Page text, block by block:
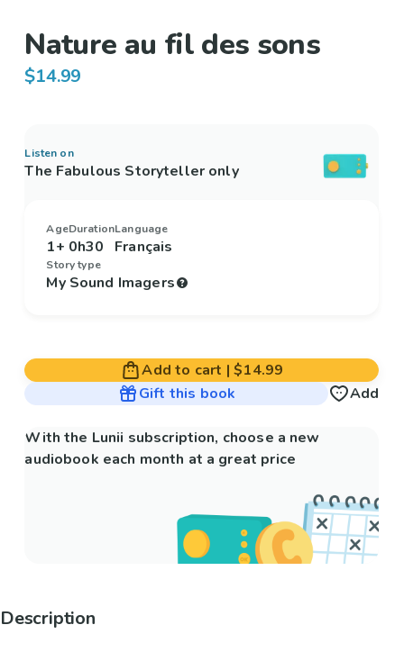
Nature au fil des sons
$14.99
Listen on
The Fabulous Storyteller only
Age
1+
Duration
0h30
Language
Français
Story type
My Sound Imagers
Add to cart |$14.99
Gift this book
Add
With the Lunii subscription, choose a new
audiobook each month at a great price
Description